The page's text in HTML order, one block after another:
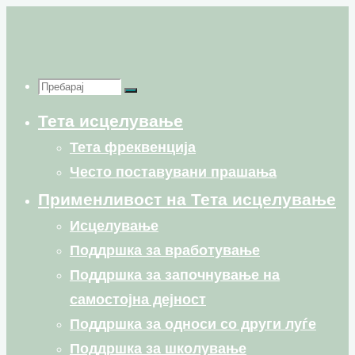
Пребарај
Пребарај
for:
Пребарај
Тета исцелување
Тета фреквенција
Често поставувани прашања
Применливост на Тета исцелување
Исцелување
Поддршка за вработување
Поддршка за започнување на
самостојна дејност
Поддршка за односи со други луѓе
Поддршка за школување